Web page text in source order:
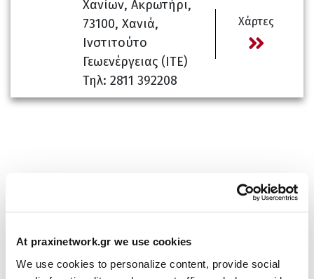
At praxinetwork.gr we use cookies
We use cookies to personalize content, provide social
Χανίων, Ακρωτήρι,
73100, Χανιά,
Ινστιτούτο
Γεωενέργειας (ΙΤΕ)
Τηλ: 2811 392208
Χάρτες